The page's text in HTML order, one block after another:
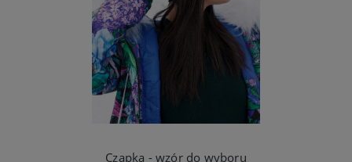
Czapka - wzór do wyboru